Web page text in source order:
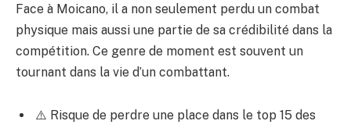
Face à Moicano, il a non seulement perdu un combat
physique mais aussi une partie de sa crédibilité dans la
compétition. Ce genre de moment est souvent un
tournant dans la vie d’un combattant.
⚠️ Risque de perdre une place dans le top 15 des